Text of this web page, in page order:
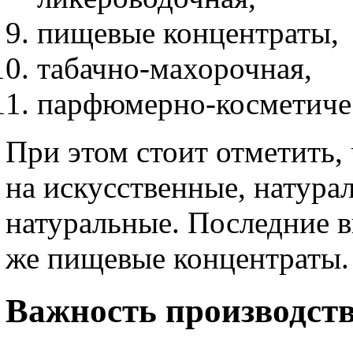
пищевые концентраты,
табачно-махорочная,
парфюмерно-
При этом стоит
на искусственные,
натуральные. Последние
же пищевые концентраты.
Важность